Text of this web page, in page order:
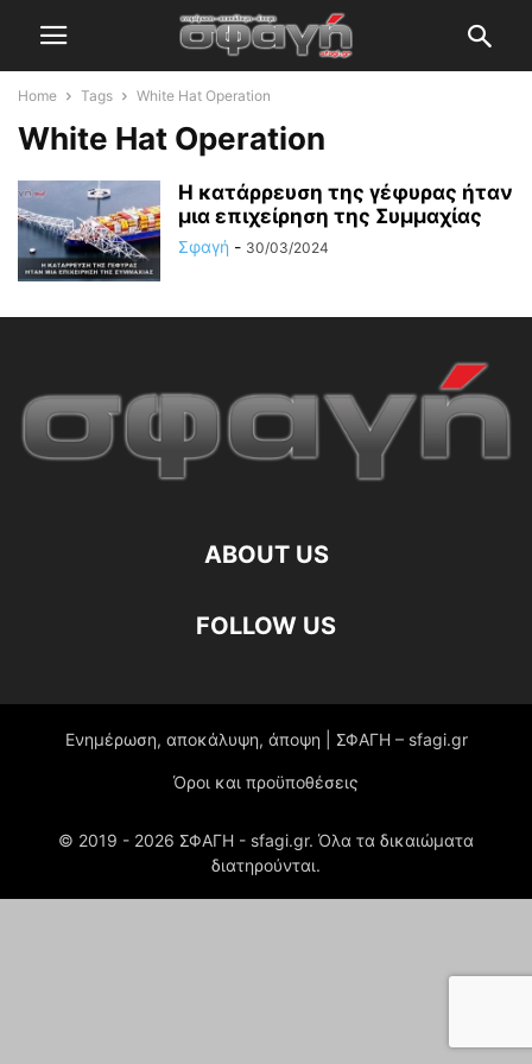
Home Tags White Hat Operation
White Hat Operation
Η κατάρρευση της γέφυρας ήταν
μια επιχείρηση της Συμμαχίας
Σφαγή - 30/03/2024
ABOUT US
FOLLOW US
Ενημέρωση, αποκάλυψη, άποψη | ΣΦΑΓΗ – sfagi.gr
Όροι και προϋποθέσεις
© 2019 - 2026 ΣΦΑΓΗ - sfagi.gr. Όλα τα δικαιώματα
διατηρούνται.